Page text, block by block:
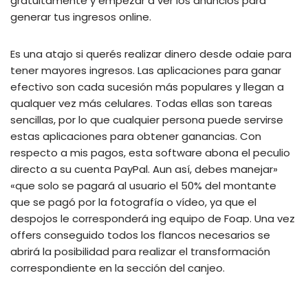
generar tus ingresos online.
Es una atajo si querés realizar dinero desde odaie para
tener mayores ingresos. Las aplicaciones para ganar
efectivo son cada sucesión más populares y llegan a
qualquer vez más celulares. Todas ellas son tareas
sencillas, por lo que cualquier persona puede servirse
estas aplicaciones para obtener ganancias. Con
respecto a mis pagos, esta software abona el peculio
directo a su cuenta PayPal. Aun así, debes manejar»
«que solo se pagará al usuario el 50% del montante
que se pagó por la fotografía o vídeo, ya que el
despojos le corresponderá ing equipo de Foap. Una vez
offers conseguido todos los flancos necesarios se
abrirá la posibilidad para realizar el transformación
correspondiente en la sección del canjeo.